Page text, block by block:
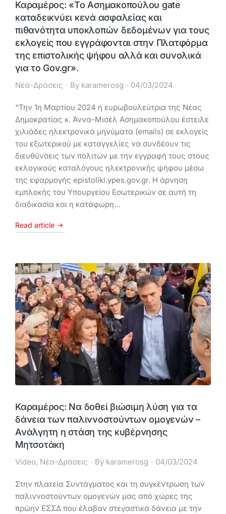
Καραμέρος: «Το Ασημακοπούλου gate
καταδεικνύει κενά ασφαλείας και
πιθανότητα υποκλοπών δεδομένων για τους
εκλογείς που εγγράφονται στην Πλατφόρμα
της επιστολικής ψήφου αλλά και συνολικά
για το Gov.gr».
Νέα-Δράσεις By karamerosg 04/03/2024
“Την 1η Μαρτίου 2024 η ευρωβουλεύτρια της Νέας
Δημοκρατίας κ. Άννα-Μισέλ Ασημακοπούλου έστειλε
χιλιάδες ηλεκτρονικά μηνύματα (emails) σε εκλογείς
του εξωτερικού με καταγγελίες να συνδέουν τις
διευθύνσεις των πολιτών με την εγγραφή τους στους
εκλογικούς καταλόγους ηλεκτρονικής ψήφου μέσω
της εφαρμογής epistoliki.ypes.gov.gr. Η άρνηση
εμπλοκής του Υπουργείου Εσωτερικών σε αυτή τη
διαδικασία και η κατάφωρη…
Read article
Καραμέρος: Να δοθεί βιώσιμη λύση για τα
δάνεια των παλιννοστούντων ομογενών –
Ανάλγητη η στάση της κυβέρνησης
Μητσοτάκη
Video, Νέα-Δράσεις By karamerosg 04/03/2024
Στην πλατεία Συντάγματος και τη συγκέντρωση των
παλιννοστούντων ομογενών μας από χώρες της
πρώην ΕΣΣΔ που έλαβαν στεγαστικά δάνεια με την